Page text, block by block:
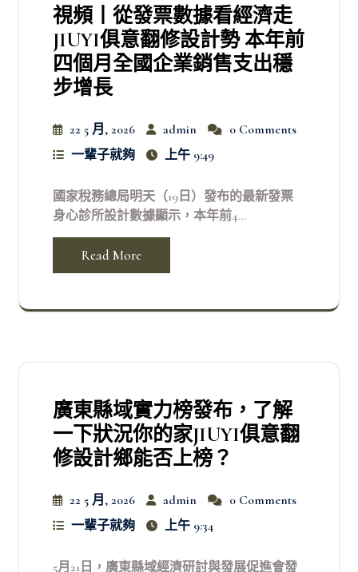
視頻丨從發票數據看經濟走
JIUYI俱意翻修設計勢 本年前
四個月全國企業銷售支出穩
步增長
22 5 月, 2026 admin
0 Comments
一輩子就夠
上午 9:49
國家稅務總局明天（19日）發布的最新發票
身心診所設計數據顯示，本年前4...
Read More
廣東縣域實力榜發布，了解
一下狀況你的家JIUYI俱意翻
修設計鄉能否上榜？
22 5 月, 2026 admin
0 Comments
一輩子就夠
上午 9:34
5月21日，廣東縣域經濟研討與發展促進會發